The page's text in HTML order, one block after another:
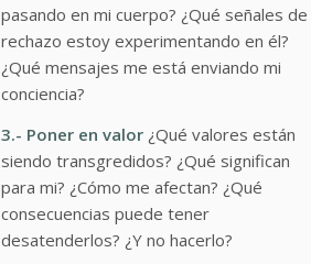
pasando en mi cuerpo? ¿Qué señales de
rechazo estoy experimentando en él?
¿Qué mensajes me está enviando mi
conciencia?
3.- Poner en valor ¿Qué valores están
siendo transgredidos? ¿Qué significan
para mi? ¿Cómo me afectan? ¿Qué
consecuencias puede tener
desatenderlos? ¿Y no hacerlo?